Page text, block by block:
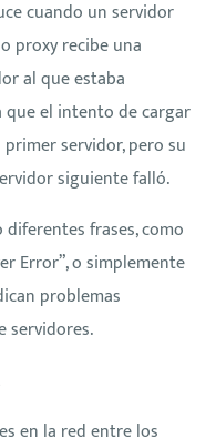
cuando un servidor
proxy recibe una
al que estaba
que el intento de cargar
servidor, pero su
siguiente falló.
frases, como
Error”, o simplemente
problemas
servidores.
en la red entre los